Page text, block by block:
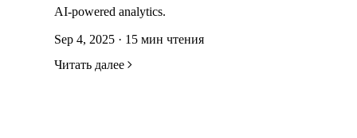
AI-powered analytics.
Sep 4, 2025 · 15 мин чтения
Читать далее